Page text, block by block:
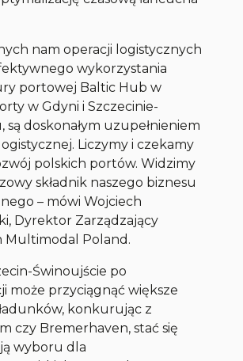
nam operacji logistycznych
wykorzystania
portowej Baltic Hub w
w Gdyni i Szczecinie-
są doskonałym uzupełnieniem
Liczymy i czekamy
polskich portów. Widzimy
składnik naszego biznesu
– mówi Wojciech
Dyrektor Zarządzający
Multimodal Poland.
Świnoujście po
może przyciągnąć większe
konkurując z
czy Bremerhaven, stać się
wyboru dla